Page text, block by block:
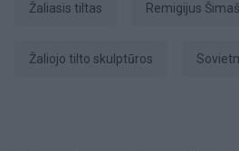
Žaliasis tiltas Remigijus
Žaliojo tilto skulptūros